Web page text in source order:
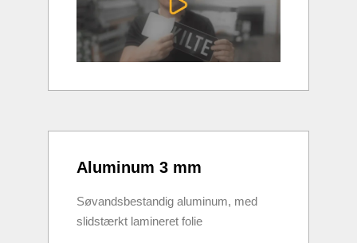
Aluminum 3 mm
Søvandsbestandig aluminum, med
slidstærkt lamineret folie